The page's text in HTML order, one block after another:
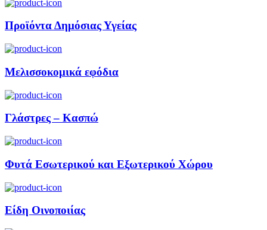
Προϊόντα Δημόσιας Υγείας
Μελισσοκομικά εφόδια
Γλάστρες – Κασπώ
Φυτά Εσωτερικού και Εξωτερικού Χώρου
Είδη Οινοποιίας